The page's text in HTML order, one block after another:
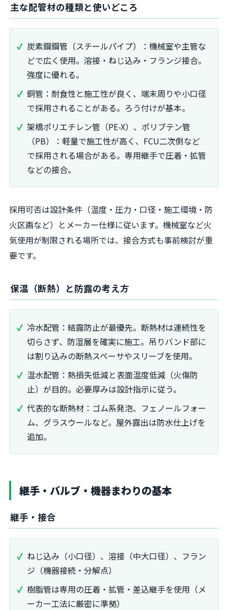
主な配管材の種類と使いどころ
炭素鋼鋼管（スチールパイプ）：機械室や主管な
どで広く使用。溶接・ねじ込み・フランジ接合。
強度に優れる。
銅管：耐食性と施工性が良く、端末周りや小口径
で採用されることがある。ろう付けが基本。
架橋ポリエチレン管（PE-X）、ポリブテン管
（PB）：軽量で施工性が高く、FCU二次側など
で採用される場合がある。専用継手で圧着・拡管
などの接合。
採用可否は設計条件（温度・圧力・口径・施工環境・防
火区画など）とメーカー仕様に従います。機械室など火
気使用が制限される場所では、接合方式も事前検討が重
要です。
保温（断熱）と防露の考え方
冷水配管：結露防止が最優先。断熱材は連続性を
切らさず、防湿層を確実に施工。吊りバンド部に
は割り込みの断熱スペーサやスリーブを使用。
温水配管：熱損失低減と表面温度低減（火傷防
止）が目的。必要厚みは設計指示に従う。
代表的な断熱材：ゴム系発泡、フェノールフォー
ム、グラスウールなど。屋外露出は防水仕上げを
追加。
継手・バルブ・機器まわりの基本
継手・接合
ねじ込み（小口径）、溶接（中大口径）、フラン
ジ（機器接続・分解点）
樹脂管は専用の圧着・拡管・差込継手を使用（メ
ーカー工法に厳密に準拠）